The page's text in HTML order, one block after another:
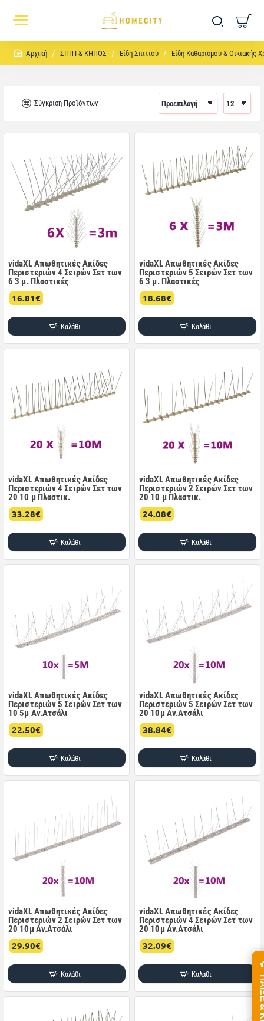
homeΣΠΙΤΙ & ΚΗΠΟΣ Είδη Σπιτιού Είδη Καθαρισμού & Οικιακής
Σύγκριση Προϊόντων
vidaXL Απωθητικές Ακίδες
Περιστεριών 4 Σειρών Σετ των
6 3 μ. Πλαστικές
16.81€
Καλάθι
vidaXL Απωθητικές Ακίδες
Περιστεριών 5 Σειρών Σετ των
6 3 μ. Πλαστικές
18.68€
Καλάθι
vidaXL Απωθητικές Ακίδες
Περιστεριών 4 Σειρών Σετ των
20 10 μ Πλαστικ.
33.28€
Καλάθι
vidaXL Απωθητικές Ακίδες
Περιστεριών 2 Σειρών Σετ των
20 10 μ Πλαστικ.
24.08€
Καλάθι
vidaXL Απωθητικές Ακίδες
Περιστεριών 5 Σειρών Σετ των
10 5μ Αν.Ατσάλι
22.50€
Καλάθι
vidaXL Απωθητικές Ακίδες
Περιστεριών 5 Σειρών Σετ των
20 10μ Αν.Ατσάλι
38.84€
Καλάθι
vidaXL Απωθητικές Ακίδες
Περιστεριών 2 Σειρών Σετ των
20 10μ Αν.Ατσάλι
29.90€
Καλάθι
vidaXL Απωθητικές Ακίδες
Περιστεριών 4 Σειρών Σετ των
20 10μ Αν.Ατσάλι
32.09€
Καλάθι